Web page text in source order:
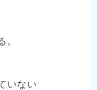
。
いない